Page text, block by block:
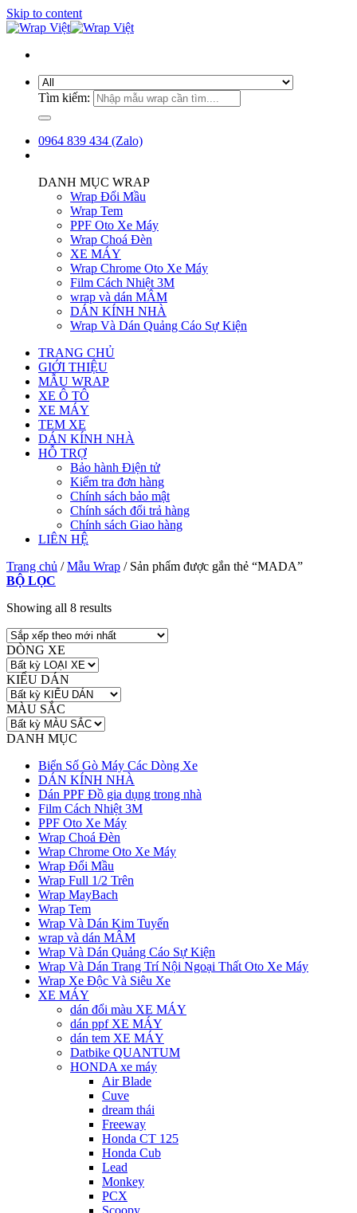
Skip to content
Tìm kiếm:
0964 839 434 (Zalo)
DANH MỤC WRAP
Wrap Đổi Mầu
Wrap Tem
PPF Oto Xe Máy
Wrap Choá Đèn
XE MÁY
Wrap Chrome Oto Xe Máy
Film Cách Nhiệt 3M
wrap và dán MÂM
DÁN KÍNH NHÀ
Wrap Và Dán Quảng Cáo Sự Kiện
TRANG CHỦ
GIỚI THIỆU
MẪU WRAP
XE Ô TÔ
XE MÁY
TEM XE
DÁN KÍNH NHÀ
HỖ TRỢ
Bảo hành Điện tử
Kiểm tra đơn hàng
Chính sách bảo mật
Chính sách đổi trả hàng
Chính sách Giao hàng
LIÊN HỆ
Trang chủ / Mẫu Wrap /Sản phẩm được gắn thẻ “MADA”
BỘ LỌC
Showing all 8 results
DÒNG XE
KIỂU DÁN
MÀU SẮC
DANH MỤC
Biển Số Gò Máy Các Dòng Xe
DÁN KÍNH NHÀ
Dán PPF Đồ gia dụng trong nhà
Film Cách Nhiệt 3M
PPF Oto Xe Máy
Wrap Choá Đèn
Wrap Chrome Oto Xe Máy
Wrap Đổi Mầu
Wrap Full 1/2 Trên
Wrap MayBach
Wrap Tem
Wrap Và Dán Kim Tuyến
wrap và dán MÂM
Wrap Và Dán Quảng Cáo Sự Kiện
Wrap Và Dán Trang Trí Nội Ngoại Thất Oto Xe Máy
Wrap Xe Độc Và Siêu Xe
XE MÁY
dán đổi màu XE MÁY
dán ppf XE MÁY
dán tem XE MÁY
Datbike QUANTUM
HONDA xe máy
Air Blade
Cuve
dream thái
Freeway
Honda CT 125
Honda Cub
Lead
Monkey
PCX
Scoopy